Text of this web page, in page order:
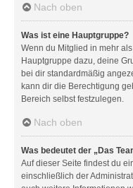
Nach oben
Was ist eine Hauptgruppe?
Wenn du Mitglied in mehr
Hauptgruppe dazu, deine
bei dir standardmäßig
kann dir die Berechtigung
Bereich selbst festzulegen.
Nach oben
Was bedeutet der „Das
Auf dieser Seite findest du
einschließlich der